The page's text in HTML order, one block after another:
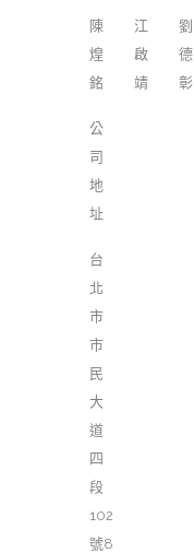
陳
煌
銘
江
啟
靖
劉
德
彰
公
司
地
址
台
北
市
市
民
大
道
四
段
102
號8